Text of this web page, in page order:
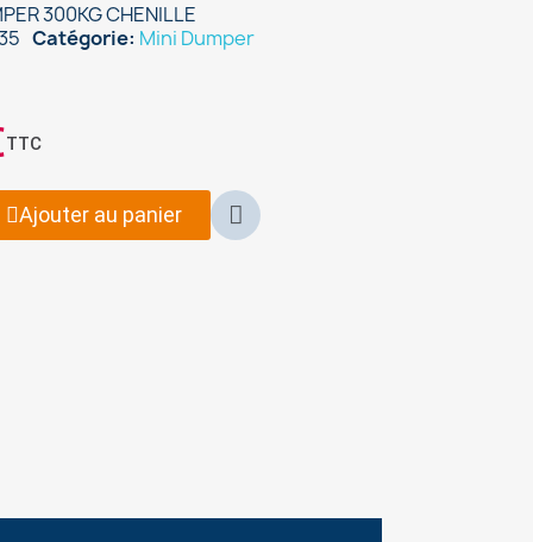
300KG CHENILLE
Catégorie Mini Dumper
TTC
Ajouter au panier